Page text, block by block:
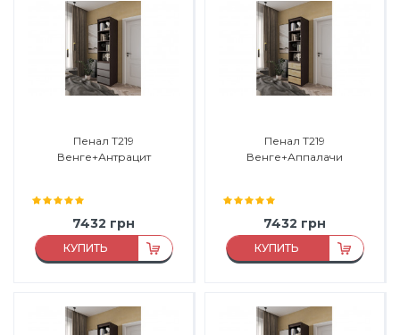
Материал каркаса:
Материал фасада: ДСП
Производитель: Морели
Материал каркаса:
Материал фасада: ДСП
Производитель: Морели
Пенал Т219
Венге+Антрацит
7432 грн
КУПИТЬ
Материал каркаса:
Материал фасада: ДСП
Пенал Т219
Венге+Аппалачи
7432 грн
КУПИТЬ
Материал каркаса:
Материал фасада: ДСП